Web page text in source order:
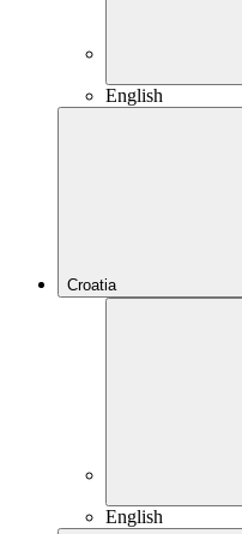
English
Croatia
English